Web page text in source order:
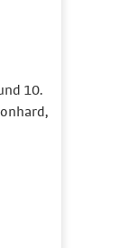
10.